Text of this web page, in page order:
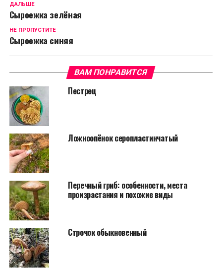
ДАЛЬШЕ
Сыроежка зелёная
НЕ ПРОПУСТИТЕ
Сыроежка синяя
ВАМ ПОНРАВИТСЯ
Пестрец
Ложноопёнок серопластинчатый
Перечный гриб: особенности, места
произрастания и похожие виды
Строчок обыкновенный